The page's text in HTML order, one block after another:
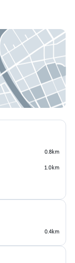
0.8km
1.0km
0.4km